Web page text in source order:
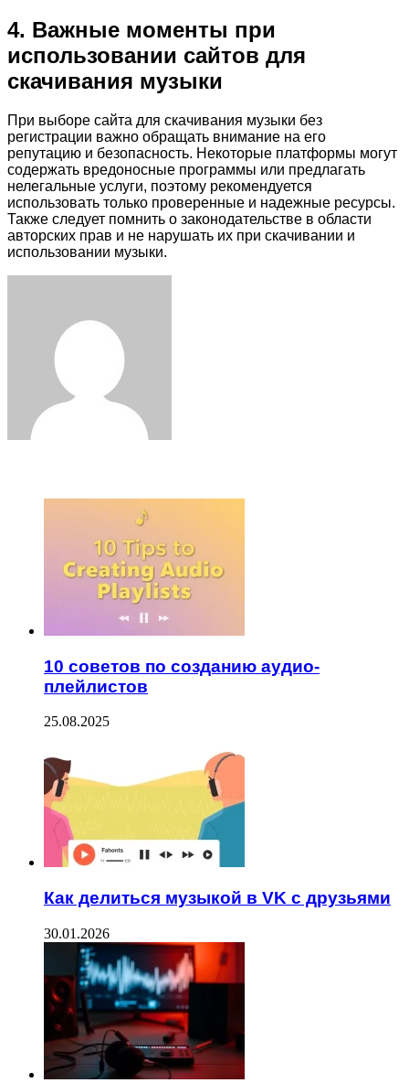
4. Важные моменты при
использовании сайтов для
скачивания музыки
При выборе сайта для скачивания музыки без
регистрации важно обращать внимание на его
репутацию и безопасность. Некоторые платформы могут
содержать вредоносные программы или предлагать
нелегальные услуги, поэтому рекомендуется
использовать только проверенные и надежные ресурсы.
Также следует помнить о законодательстве в области
авторских прав и не нарушать их при скачивании и
использовании музыки.
10 советов по созданию аудио-
плейлистов
25.08.2025
Как делиться музыкой в VK с друзьями
30.01.2026